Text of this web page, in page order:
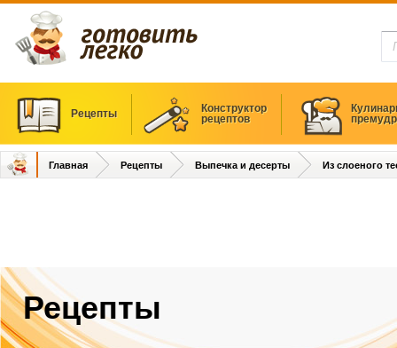
Рецепты
Конструктор
рецептов
Главная Рецепты Выпечка и десерты Из слоеного
Рецепты